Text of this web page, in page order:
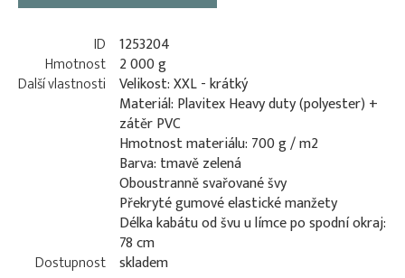
ID 1253204
Hmotnost 2 000 g
Další vlastnosti Velikost: XXL - krátký
Materiál: Plavitex Heavy duty (polyester) +
zátěr PVC
Hmotnost materiálu: 700 g / m2
Barva: tmavě zelená
Oboustranně svařované švy
Překryté gumové elastické manžety
Délka kabátu od švu u límce po spodní okraj:
78 cm
Dostupnost skladem